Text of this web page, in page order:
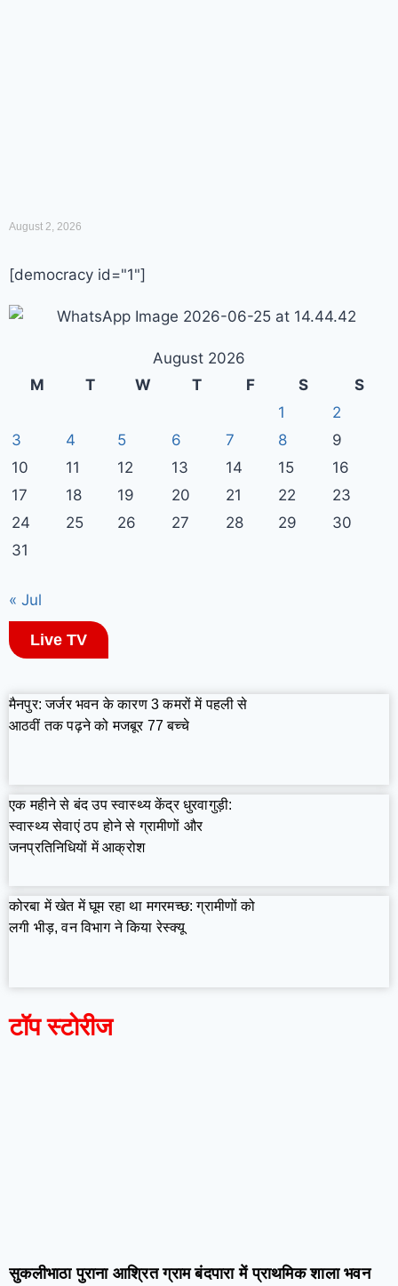
August 2, 2026
[democracy id="1"]
August 2026
M
T W T F S
S
1
2
3
4 5 6 7 8
9
10
11 12 13 14 15
16
17
18 19 20 21 22
23
24
25 26 27 28 29
30
31
« Jul
Live TV
मैनपुर: जर्जर भवन के कारण 3 कमरों में पहली से
आठवीं तक पढ़ने को मजबूर 77 बच्चे
एक महीने से बंद उप स्वास्थ्य केंद्र धुरवागुड़ी:
स्वास्थ्य सेवाएं ठप होने से ग्रामीणों और
जनप्रतिनिधियों में आक्रोश
कोरबा में खेत में घूम रहा था मगरमच्छ: ग्रामीणों को
लगी भीड़, वन विभाग ने किया रेस्क्यू
टॉप स्टोरीज
सुकलीभाठा पुराना आश्रित ग्राम बंदपारा में प्राथमिक शाला भवन